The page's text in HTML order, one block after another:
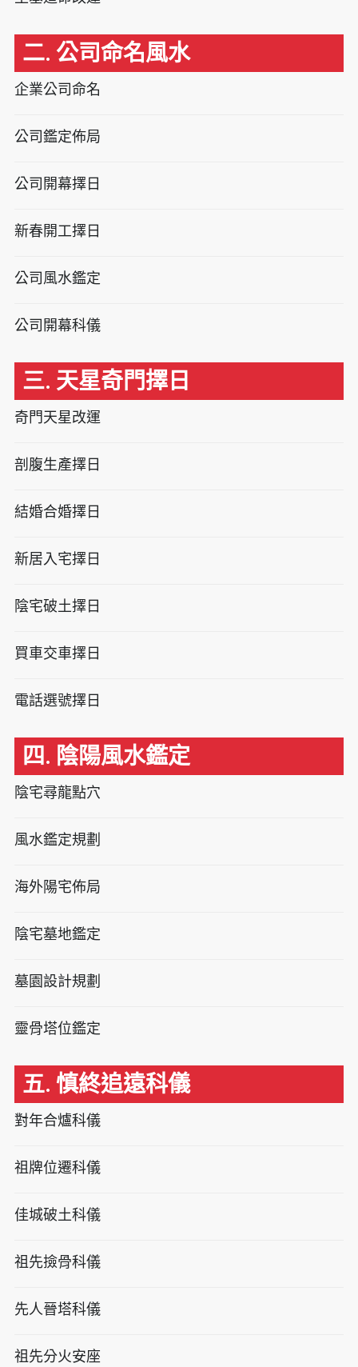
二. 公司命名風水
企業公司命名
公司鑑定佈局
公司開幕擇日
新春開工擇日
公司風水鑑定
公司開幕科儀
三. 天星奇門擇日
奇門天星改運
剖腹生產擇日
結婚合婚擇日
新居入宅擇日
陰宅破土擇日
買車交車擇日
電話選號擇日
四. 陰陽風水鑑定
陰宅尋龍點穴
風水鑑定規劃
海外陽宅佈局
陰宅墓地鑑定
墓園設計規劃
靈骨塔位鑑定
五. 慎終追遠科儀
對年合爐科儀
祖牌位遷科儀
佳城破土科儀
祖先撿骨科儀
先人晉塔科儀
祖先分火安座